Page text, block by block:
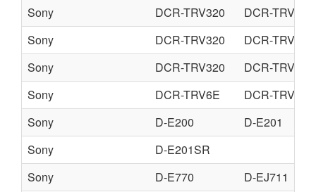
Sony
DCR-TRV320
DCR-TRV525
Sony
DCR-TRV320
DCR-TRV520
Sony
DCR-TRV320
DCR-
Sony
DCR-TRV6E
DCR-TRV11E
Sony
D-E200
D-E201
Sony
D-E201SR
Sony
D-E770
D-EJ711